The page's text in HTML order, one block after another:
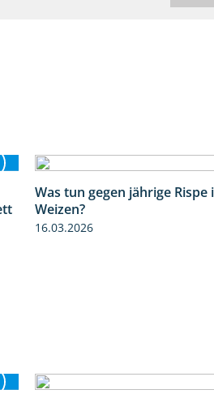
Was tun gegen jährige Rispe
Weizen?
16.03.2026